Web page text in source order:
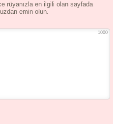
rüyanızla en ilgili olan sayfada
emin olun.
1000